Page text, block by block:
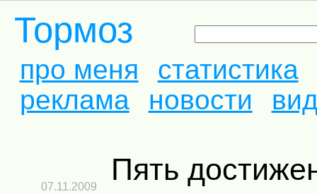
Тормоз
про меня
статистика
реклама
новости
Пять
07.11.2009